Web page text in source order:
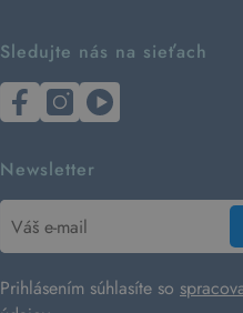
Sledujte nás na sieťach
Newsletter
Prihlásením súhlasíte so